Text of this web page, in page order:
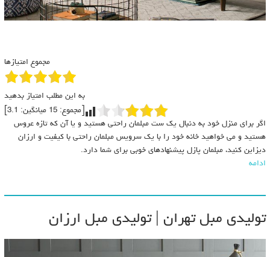
مجموع امتیازها
به این مطلب امتیاز بدهید
[مجموع:15 میانگین: 3.1
اگر برای منزل خود به دنبال یک ست مبلمان راحتی هستید و یا آن که تازه عروس
هستید و می خواهید خانه خود را با یک سرویس مبلمان راحتی با کیفیت و ارزان
دیزاین کنید، مبلمان پازل پیشنهادهای خوبی برای شما دارد.
ادامه
تولیدی مبل تهران | تولیدی مبل ارزان